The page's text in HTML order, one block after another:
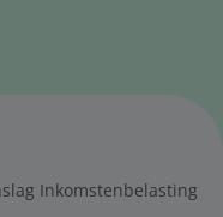
Inkomstenbelasting